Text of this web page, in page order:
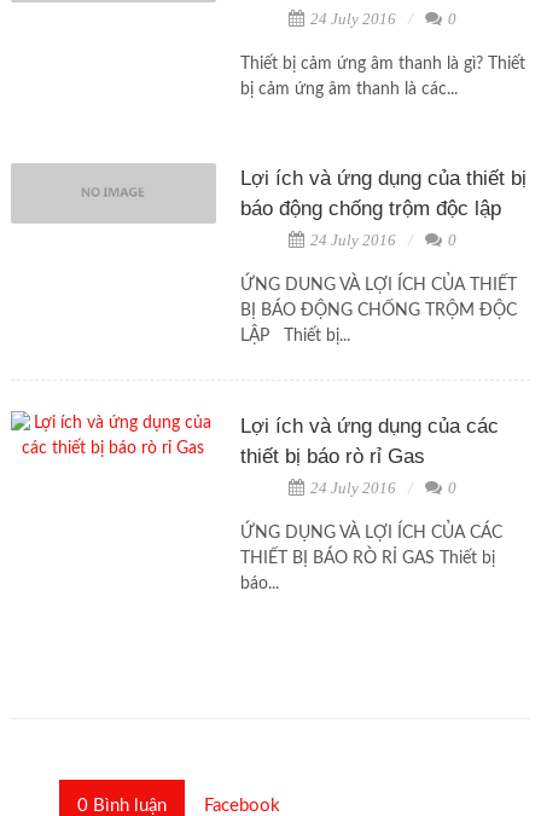
24 July 2016 0
Thiết bị cảm ứng âm thanh là gì? Thiết
bị cảm ứng âm thanh là các...
Lợi ích và ứng dụng của thiết bị
báo động chống trộm độc lập
24 July 2016 0
ỨNG DUNG VÀ LỢI ÍCH CỦA THIẾT
BỊ BÁO ĐỘNG CHỐNG TRỘM ĐỘC
LẬP Thiết bị...
Lợi ích và ứng dụng của các
thiết bị báo rò rỉ Gas
24 July 2016 0
ỨNG DỤNG VÀ LỢI ÍCH CỦA CÁC
THIẾT BỊ BÁO RÒ RỈ GAS Thiết bị
báo...
0Bình luận Facebook